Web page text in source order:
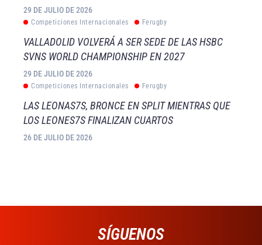
29 DE JULIO DE 2026
Competiciones Internacionales Ferugby
VALLADOLID VOLVERÁ A SER SEDE DE LAS HSBC
SVNS WORLD CHAMPIONSHIP EN 2027
29 DE JULIO DE 2026
Competiciones Internacionales Ferugby
LAS LEONAS7S, BRONCE EN SPLIT MIENTRAS QUE
LOS LEONES7S FINALIZAN CUARTOS
26 DE JULIO DE 2026
SÍGUENOS